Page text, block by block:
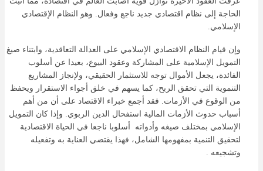
الحاجة إلى نظام اقتصادي جديد ناجع وفعال. وهو النظام الإقتصادي
الإسلامي.
وإن قيام النظام الاقتصادي الإسلامي على العدالة التعاقدية، وابتناء صيغ
التمويل الإسلامية على المشاركة وعقود البيوع، بعيدا عن أسلوب
الفائدة، يجعل الأموال توجه للاستثمار الحقيقي، ولإنجاز المشاريع
التنموية التي تحقق الربح، كما يسهم في خلق أجواء الاستقرار ويحفظ
من الوقوع في الأزمات. فقد أجمع خبراء الاقتصاد على أن من أهم
أسباب حدوث الأزمات المالية استفحال الدين الربوي. وإذا كان التمويل
الإسلامي بمختلف صيغه وأدواته أسلوبا ناجعا في الحياة الاقتصادية
لتحقيق التنمية بمفهومها الشامل، فهذا يقتضي العناية به وتفعيله
وتشجيعه .